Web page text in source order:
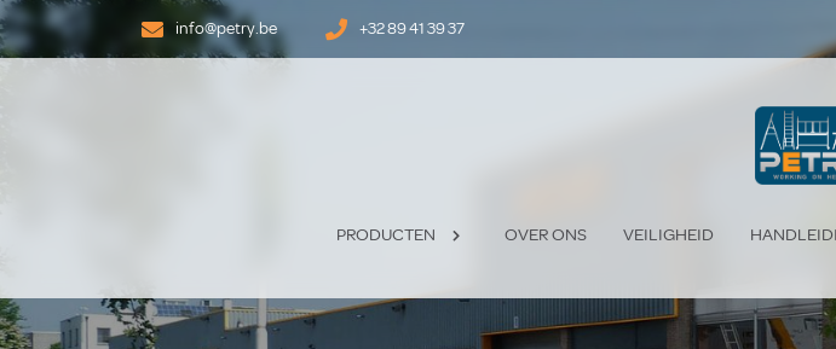
info@petry.be +32 89 41 39 37
PRODUCTEN OVER ONS VEILIGHEID